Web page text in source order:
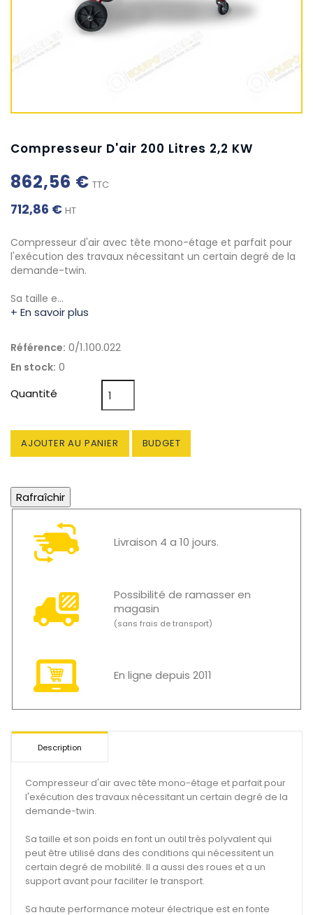
Compresseur D'air 200 Litres 2,2 KW
862,56 € TTC
712,86 € HT
Compresseur d'air avec tête mono-étage et parfait pour
l'exécution des travaux nécessitant un certain degré de la
demande-twin.
Sa taille e…
+ En savoir plus
Référence: 0/1.100.022
En stock: 0
Quantité
AJOUTER AU PANIER BUDGET
Livraison 4 a 10 jours.
Possibilité de ramasser en
magasin
(sans frais de transport)
En ligne depuis 2011
Description
Compresseur d'air avec tête mono-étage et parfait pour
l'exécution des travaux nécessitant un certain degré de la
demande-twin.
Sa taille et son poids en font un outil très polyvalent qui
peut être utilisé dans des conditions qui nécessitent un
certain degré de mobilité. Il a aussi des roues et a un
support avant pour faciliter le transport.
Sa haute performance moteur électrique est en fonte